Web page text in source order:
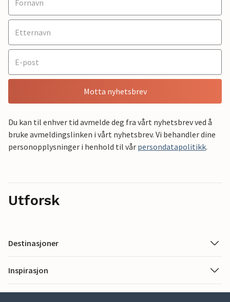
Motta nyhetsbrev
Du kan til enhver tid avmelde deg fra vårt nyhetsbrev ved å
bruke avmeldingslinken i vårt nyhetsbrev. Vi behandler dine
personopplysninger i henhold til vår persondatapolitikk.
Utforsk
Destinasjoner
Inspirasjon